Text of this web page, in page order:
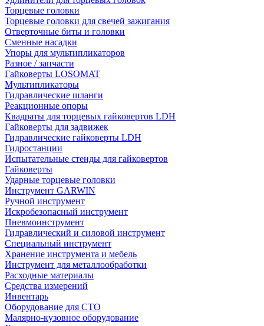
Торцевые головки
Торцевые головки для свечей зажигания
Отверточные биты и головки
Сменные насадки
Упоры для мультипликаторов
Разное / запчасти
Гайковерты LOSOMAT
Мультипликаторы
Гидравлические шланги
Реакционные опоры
Квадраты для торцевых гайковертов LDH
Гайковерты для задвижек
Гидравлические гайковерты LDH
Гидростанции
Испытательные стенды для гайковертов
Гайковерты
Ударные торцевые головки
Инструмент GARWIN
Ручной инструмент
Искробезопасный инструмент
Пневмоинструмент
Гидравлический и силовой инструмент
Специальный инструмент
Хранение инструмента и мебель
Инструмент для металлообработки
Расходные материалы
Средства измерений
Инвентарь
Оборудование для СТО
Малярно-кузовное оборудование